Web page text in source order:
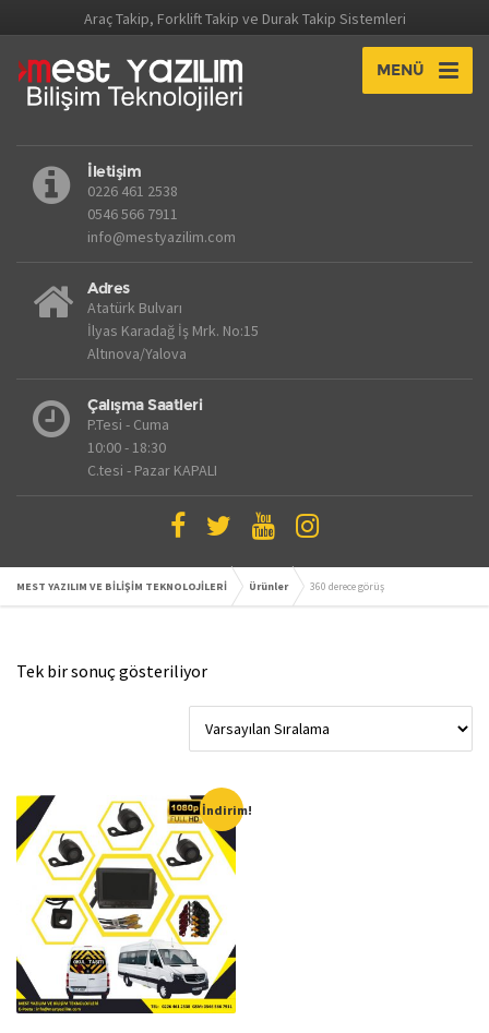
Araç Takip, Forklift Takip ve Durak Takip Sistemleri
MENÜ
İletişim
0226 461 2538
0546 566 7911
info@mestyazilim.com
Adres
Atatürk Bulvarı
İlyas Karadağ İş Mrk. No:15
Altınova/Yalova
Çalışma Saatleri
P.Tesi - Cuma
10:00 - 18:30
C.tesi - Pazar KAPALI
MEST YAZILIM VE BİLİŞİM TEKNOLOJİLERİ Ürünler 360 derece görüş
Tek bir sonuç gösteriliyor
İndirim!